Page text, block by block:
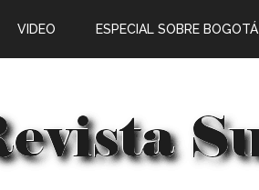
VIDEO ESPECIAL SOBRE BOGOTÁ